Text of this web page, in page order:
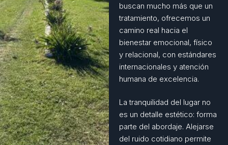
buscan mucho más que un
tratamiento, ofrecemos un
camino real hacia el
bienestar emocional, físico
y relacional, con estándares
internacionales y atención
humana de excelencia.
La tranquilidad del lugar no
es un detalle estético: forma
parte del abordaje. Alejarse
del ruido cotidiano permite